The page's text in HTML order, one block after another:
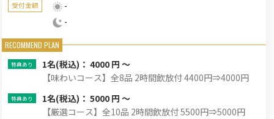
受付金額
-
-
1名(税込)： 4000 円 ～
【味わいコース】全8品 2時間飲放付 4400円⇒4000円
1名(税込)： 5000 円 ～
【厳選コース】全10品 2時間飲放付 5500円⇒5000円